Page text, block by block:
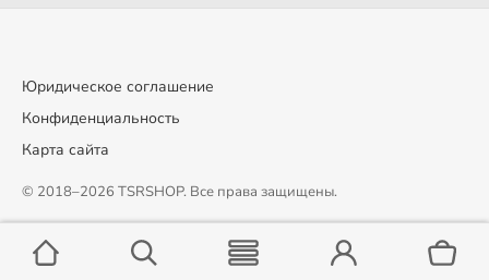
Юридическое соглашение
Конфиденциальность
Карта сайта
© 2018–2026 TSRSHOP. Все права защищены.